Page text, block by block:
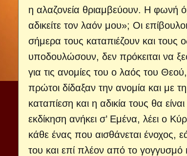
η αλαζονεία θριαμβεύουν. Η φωνή
αδικείτε τον λαόν μου»; Οι
σήμερα τους καταπιέζουν και τους
υποδουλώσουν, δεν πρόκειται να
για τις ανομίες του ο λαός του
πρώτοι δίδαξαν την ανομία και με
καταπίεση και η αδικία τους θα
εκδίκηση ανήκει σ’ Εμένα, λέει ο
κάθε ένας που αισθάνεται ένοχος,
του και επί πλέον από το γογγυσμό